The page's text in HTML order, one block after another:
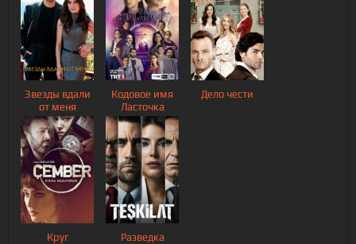
Звезды вдали
от меня
Кодовое имя
Ласточка
Дело чести
Круг Разведка